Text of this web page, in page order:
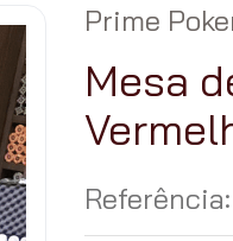
Prime
Mesa
Referência